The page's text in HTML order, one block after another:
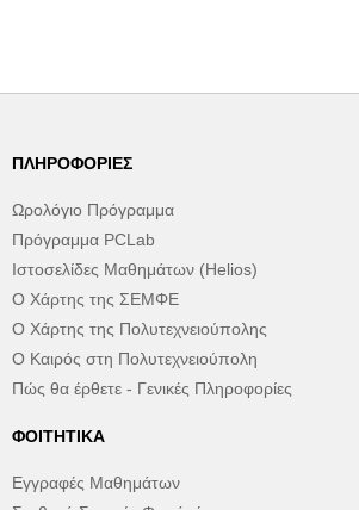
ΠΛΗΡΟΦΟΡΊΕΣ
Ωρολόγιο Πρόγραμμα
Πρόγραμμα PCLab
Ιστοσελίδες Μαθημάτων (Helios)
Ο Χάρτης της ΣΕΜΦΕ
Ο Χάρτης της Πολυτεχνειούπολης
Ο Καιρός στη Πολυτεχνειούπολη
Πώς θα έρθετε - Γενικές Πληροφορίες
ΦΟΙΤΗΤΙΚΆ
Εγγραφές Μαθημάτων